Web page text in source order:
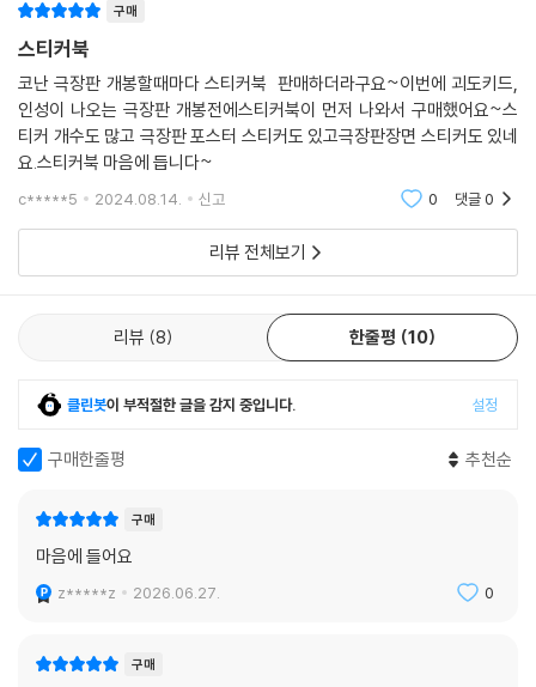
구매
스티커북
코난 극장판 개봉할때마다 스티커북 판매하더라구요~이번에 괴도키드,
인성이 나오는 극장판 개봉전에스티커북이 먼저 나와서 구매했어요~스
티커 개수도 많고 극장판 포스터 스티커도 있고극장판장면 스티커도 있네
요.스티커북 마음에 듭니다~
c*****5 2024.08.14. 신고 0 댓글0
리뷰 전체보기
리뷰 8 한줄평 10
클린봇이 부적절한 글을 감지 중입니다. 설정
구매한줄평 추천순
구매
마음에 들어요
z*****z 2026.06.27. 0
구매